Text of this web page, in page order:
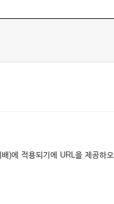
)에 적용되기에 URL을 제공하